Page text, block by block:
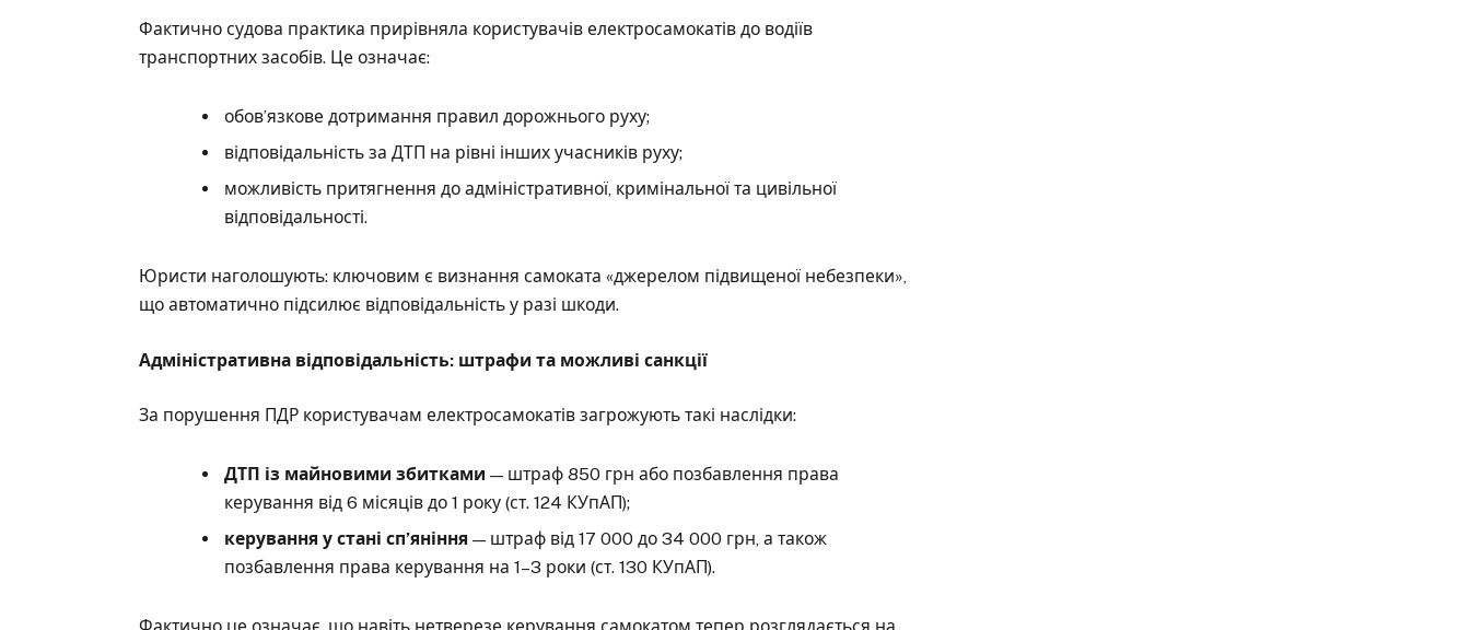
Фактично судова практика прирівняла користувачів електросамокатів до водіїв
транспортних засобів. Це означає:
обов’язкове дотримання правил дорожнього руху;
відповідальність за ДТП на рівні інших учасників руху;
можливість притягнення до адміністративної, кримінальної та цивільної
відповідальності.
Юристи наголошують: ключовим є визнання самоката «джерелом підвищеної небезпеки»,
що автоматично підсилює відповідальність у разі шкоди.
Адміністративна відповідальність: штрафи та можливі санкції
За порушення ПДР користувачам електросамокатів загрожують такі наслідки:
ДТП із майновими збитками — штраф 850 грн або позбавлення права
керування від 6 місяців до 1 року (ст. 124 КУпАП);
керування у стані сп’яніння — штраф від 17 000 до 34 000 грн, а також
позбавлення права керування на 1–3 роки (ст. 130 КУпАП).